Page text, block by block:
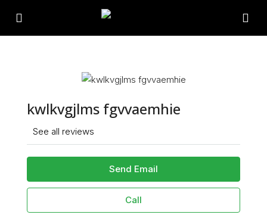
kwlkvgjlms fgvvaemhie
See all reviews
Send Email
Call